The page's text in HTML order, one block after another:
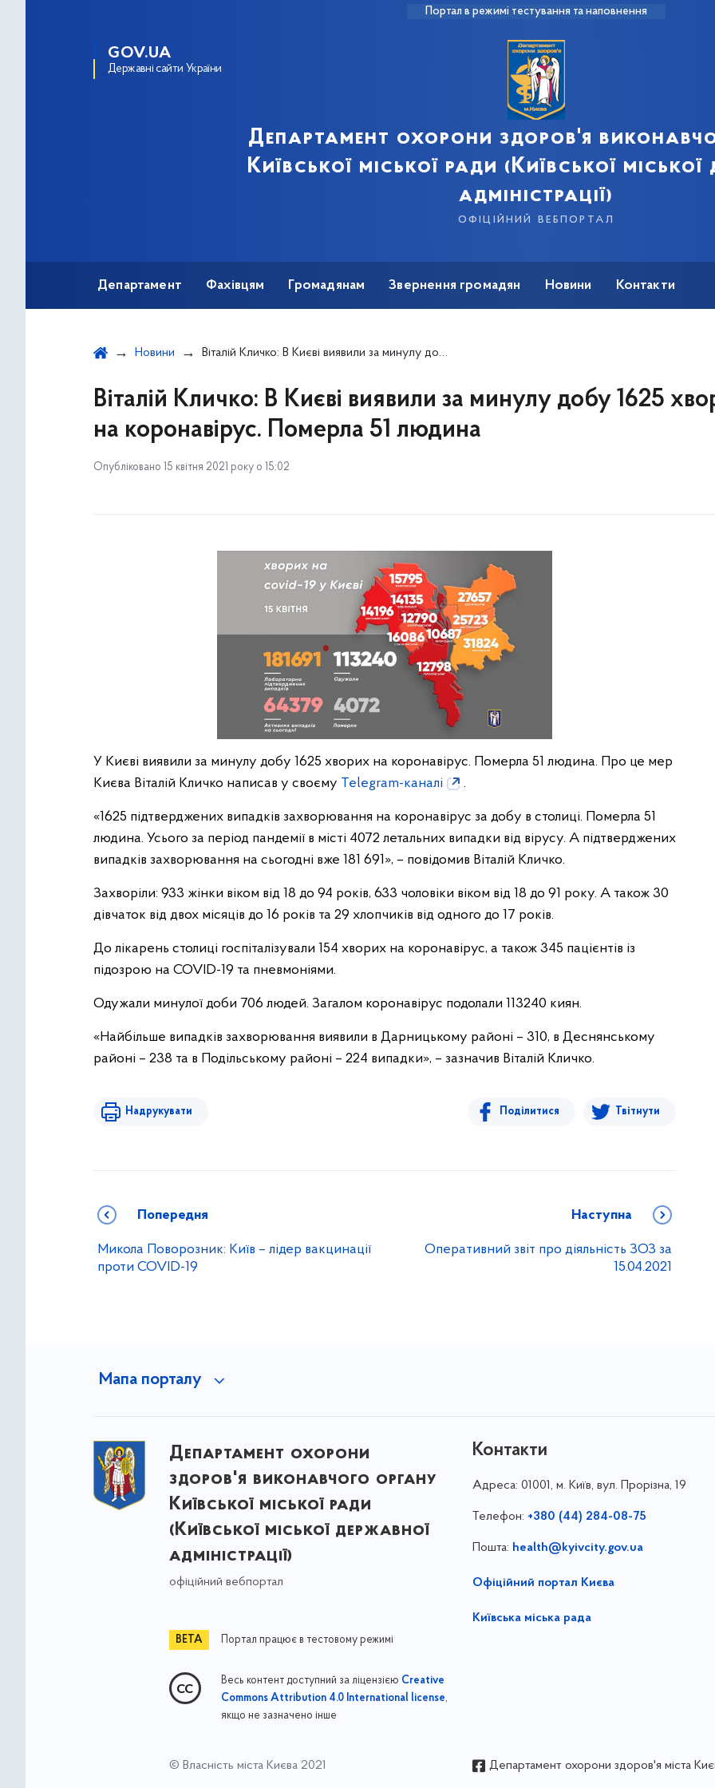
Портал в режимі тестування та наповнення
GOV.UA
Державні сайти України
Департамент охорони здоров'я
Київської міської ради (Київської
адміністрації)
офіційний вебпортал
Департамент Фахівцям Громадянам Звернення громадян Новини Контакти
Новини Віталій Кличко: В Києві виявили за минулу добу 1625 хворих на коронавірус. Померла 51 людина
Віталій Кличко: В Києві виявили за минулу добу 1625
на коронавірус. Померла 51 людина
Опубліковано 15 квітня 2021 року о 15:02
У Києві виявили за минулу добу 1625 хворих на коронавірус. Померла 51 людина. Про це мер
Києва Віталій Кличко написав у своєму Telegram-каналі .
«1625 підтверджених випадків захворювання на коронавірус за добу в столиці. Померла 51
людина. Усього за період пандемії в місті 4072 летальних випадки від вірусу. А підтверджених
випадків захворювання на сьогодні вже 181 691», – повідомив Віталій Кличко.
Захворіли: 933 жінки віком від 18 до 94 років, 633 чоловіки віком від 18 до 91 року. А також 30
дівчаток від двох місяців до 16 років та 29 хлопчиків від одного до 17 років.
До лікарень столиці госпіталізували 154 хворих на коронавірус, а також 345 пацієнтів із
підозрою на COVID-19 та пневмоніями.
Одужали минулої доби 706 людей. Загалом коронавірус подолали 113240 киян.
«Найбільше випадків захворювання виявили в Дарницькому районі – 310, в Деснянському
районі – 238 та в Подільському районі – 224 випадки», – зазначив Віталій Кличко.
Надрукувати Поділитися Твітнути
Попередня
Микола Поворозник: Київ – лідер вакцинації
проти COVID-19
Наступна
Оперативний звіт про діяльність ЗОЗ за
15.04.2021
Мапа порталу
Департамент охорони
здоров'я виконавчого органу
Київської міської ради
(Київської міської державної
адміністрації)
офіційний вебпортал
Портал працює в тестовому режимі
Весь контент доступний за ліцензією Creative
Commons Attribution 4.0 International license,
якщо не зазначено інше
Контакти
Адреса: 01001, м. Київ, вул. Прорізна, 19
Телефон: +380 (44) 284-08-75
Пошта: health@kyivcity.gov.ua
Офіційний портал Києва
Київська міська рада
© Власність міста Києва 2021 Департамент охорони здоров'я міста